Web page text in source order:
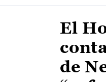
El
de